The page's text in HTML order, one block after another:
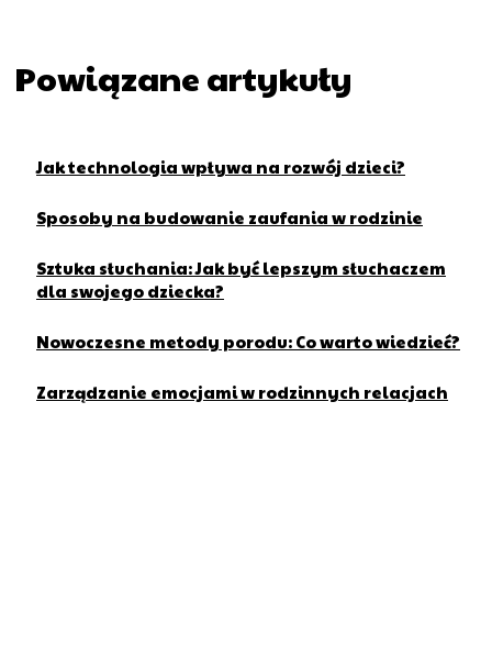
Powiązane artykuły
Jak technologia wpływa na rozwój dzieci?
Sposoby na budowanie zaufania w rodzinie
Sztuka słuchania: Jak być lepszym słuchaczem
dla swojego dziecka?
Nowoczesne metody porodu: Co warto wiedzieć?
Zarządzanie emocjami w rodzinnych relacjach